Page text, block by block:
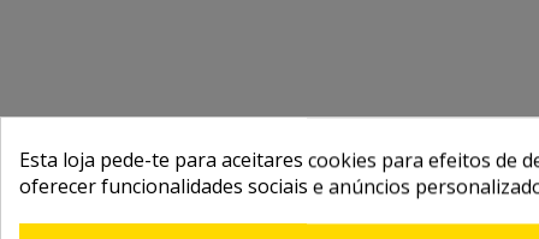
Esta loja pede-te para aceitares cookies para efeitos de
oferecer funcionalidades sociais e anúncios